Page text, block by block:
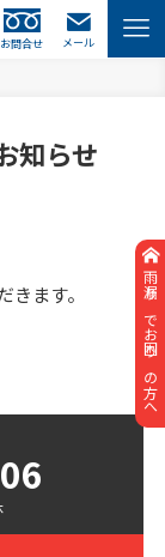
お問合せ メール
知らせ
ます。
雨漏りでお困りの方へ